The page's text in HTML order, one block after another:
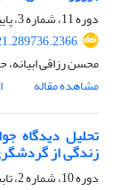
دوره 11، شماره 3، پاییز 1401، صفحه
محسن رزاقی
مشاهده مقاله
تحلیل دیدگاه
زندگی از
دوره 10، شماره 2، تابستان 1400، صفحه